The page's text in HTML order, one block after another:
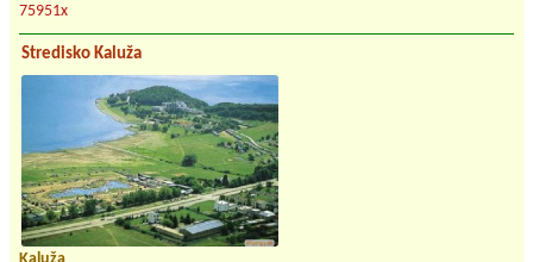
75951x
Stredisko Kaluža
Kaluža